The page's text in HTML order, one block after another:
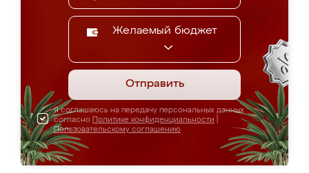
Желаемый бюджет
Отправить
Я соглашаюсь на передачу персональных данных
согласно Политике конфиденциальности
Пользовательскому соглашению